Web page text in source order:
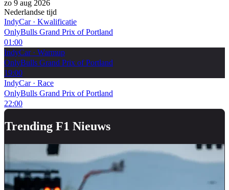
zo 9 aug 2026
Nederlandse tijd
IndyCar· Kwalificatie
OnlyBulls Grand Prix of Portland
01:00
IndyCar· Warmup
OnlyBulls Grand Prix of Portland
19:00
IndyCar· Race
OnlyBulls Grand Prix of Portland
22:00
Trending F1 Nieuws